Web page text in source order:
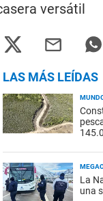
versátil
LAS MÁS LEÍDAS
La
una